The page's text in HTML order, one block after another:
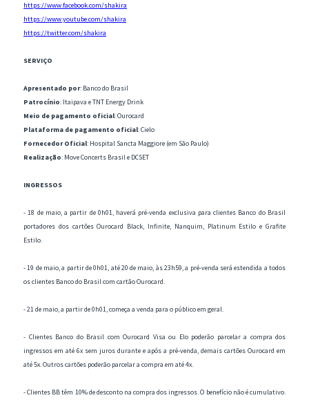
https://www.facebook.com/shakira
https://www.youtube.com/shakira
https://twitter.com/shakira
SERVIÇO
Apresentado por: Banco do Brasil
Patrocínio: Itaipava e TNT Energy Drink
Meio de pagamento oficial: Ourocard
Plataforma de pagamento oficial: Cielo
Fornecedor Oficial: Hospital Sancta Maggiore (em São Paulo)
Realização: Move Concerts Brasil e DCSET
INGRESSOS
- 18 de maio, a partir de 0h01, haverá pré-venda exclusiva para clientes Banco do Brasil
portadores dos cartões Ourocard Black, Infinite, Nanquim, Platinum Estilo e Grafite
Estilo.
- 19 de maio, a partir de 0h01, até 20 de maio, às 23h59, a pré-venda será estendida a todos
os clientes Banco do Brasil com cartão Ourocard.
- 21 de maio, a partir de 0h01, começa a venda para o público em geral.
- Clientes Banco do Brasil com Ourocard Visa ou Elo poderão parcelar a compra dos
ingressos em até 6x sem juros durante e após a pré-venda, demais cartões Ourocard em
até 5x. Outros cartões poderão parcelar a compra em até 4x.
- Clientes BB têm 10% de desconto na compra dos ingressos. O benefício não é cumulativo.